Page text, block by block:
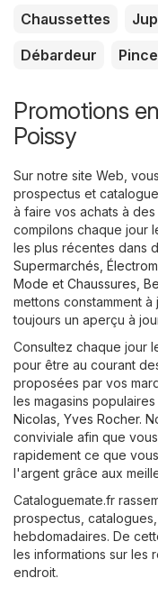
Chaussettes
Débardeur
Promotions
Poissy
Sur notre site Web,
prospectus et
à faire vos achats à
compilons chaque jour
les plus récentes dans
Supermarchés
Mode et Chaussures
mettons constamment
toujours un aperçu à
Consultez chaque jour
pour être au courant
proposées par vos
les magasins
Nicolas Yves Rocher.
conviviale afin que
rapidement ce que
l'argent grâce aux
Cataloguemate.fr
prospectus,
hebdomadaires. De
les informations sur les
endroit.